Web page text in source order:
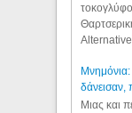
Μνημόνια:
δάνεισαν,
Μιας και